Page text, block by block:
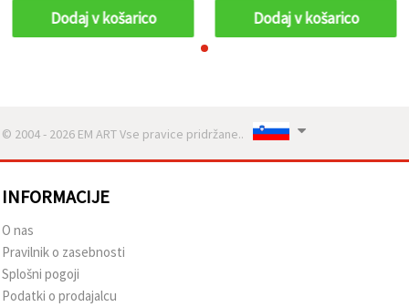
kosov)
Dodaj v košarico
kosov)
Dodaj v košarico
© 2004 - 2026 EM ART Vse pravice pridržane..
INFORMACIJE
O nas
Pravilnik o zasebnosti
Splošni pogoji
Podatki o prodajalcu